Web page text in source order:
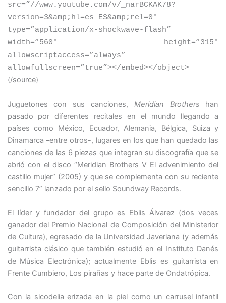
src=”//www.youtube.com/v/_narBCKAK78?
version=3&amp;hl=es_ES&amp;rel=0″
type=”application/x-shockwave-flash”
width=”560″ height=”315″
allowscriptaccess=”always”
allowfullscreen=”true”></embed></object>
{/source}
Juguetones con sus canciones, Meridian Brothers han
pasado por diferentes recitales en el mundo llegando a
países como México, Ecuador, Alemania, Bélgica, Suiza y
Dinamarca –entre otros-, lugares en los que han quedado las
canciones de las 6 piezas que integran su discografía que se
abrió con el disco “Meridian Brothers V El advenimiento del
castillo mujer” (2005) y que se complementa con su reciente
sencillo 7” lanzado por el sello Soundway Records.
El líder y fundador del grupo es Eblis Álvarez (dos veces
ganador del Premio Nacional de Composición del Ministerior
de Cultura), egresado de la Universidad Javeriana (y además
guitarrista clásico que también estudió en el Instituto Danés
de Música Electrónica); actualmente Eblis es guitarrista en
Frente Cumbiero, Los pirañas y hace parte de Ondatrópica.
Con la sicodelia erizada en la piel como un carrusel infantil